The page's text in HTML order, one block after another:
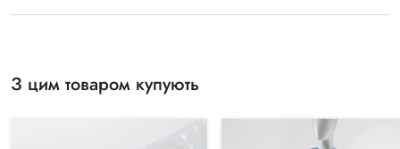
З цим товаром купують